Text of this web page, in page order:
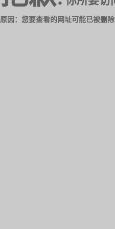
原因：您要查看的网址可能已被删除